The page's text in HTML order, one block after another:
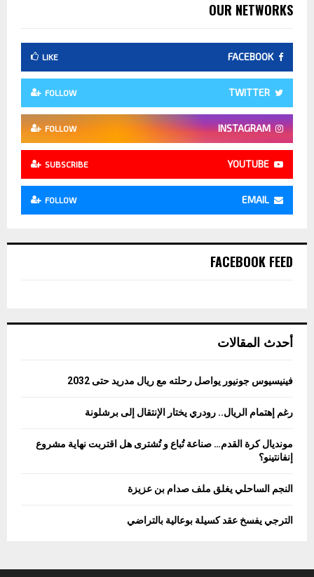
OUR NETWORKS
FACEBOOK
LIKE
TWITTER
FOLLOW
INSTAGRAM
FOLLOW
YOUTUBE
SUBSCRIBE
EMAIL
FOLLOW
FACEBOOK FEED
أحدث المقالات
فينيسيوس جونيور يواصل رحلته مع ريال مدريد حتى 2032
رغم إهتمام الريال.. رودري يختار الإنتقال إلى برشلونة
مونديال كرة القدم… صناعة تُباع و تُشترى هل اقتربت نهاية مشروع
إنفانتينو؟
النجم الساحلي يغلق ملف صدام بن عزيزة
الترجي يفسخ عقد كسيلة بوعالية بالتراضي